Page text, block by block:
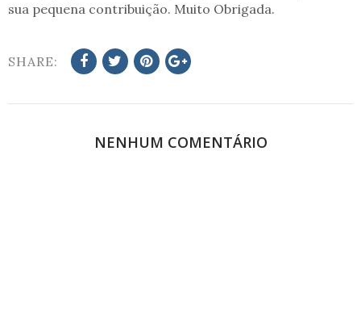
sua pequena contribuição. Muito Obrigada.
SHARE:
NENHUM COMENTÁRIO